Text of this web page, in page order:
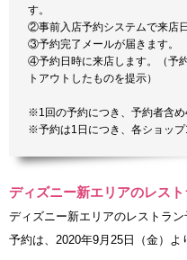
す。
②事前入店予約システムで来店
③予約完了メールが届きます。
④予約日時に来店します。（予
トアウトしたものを提示）
※1回の予約につき、予約者含
※予約は1日につき、各ショッ
ディズニー新エリアのレス
ディズニー新エリアのレストラン
予約は、2020年9月25日（金）よ